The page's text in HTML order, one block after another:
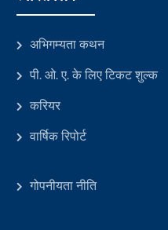
अभिगम्यता कथन
पी. ओ. ए. के लिए टिकट शुल्क
करियर
वार्षिक रिपोर्ट
गोपनीयता नीति